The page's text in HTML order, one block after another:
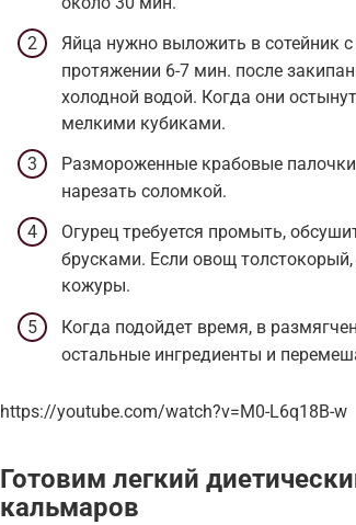
Яйца нужно выложить в сотейник
протяжении 6-7 мин. после
холодной водой. Когда они
мелкими кубиками.
Размороженные крабовые
нарезать соломкой.
Огурец требуется промыть,
брусками. Если овощ
кожуры.
Когда подойдет время, в
остальные ингредиенты и
https://youtube.com/watch?v=M0-L6q18B-w
Готовим легкий
кальмаров